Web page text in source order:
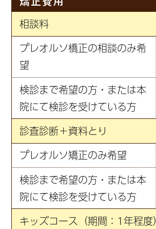
相談料
プレオルソ橋正の相談のみ希
望
検診まで希望の方・または本
院にて検診を受けている方
診査診断＋資料とり
プレオルソ矯正のみ希望
検診まで希望の方・または本
院にて検診を受けている方
キッズコース（期間：1年程度）